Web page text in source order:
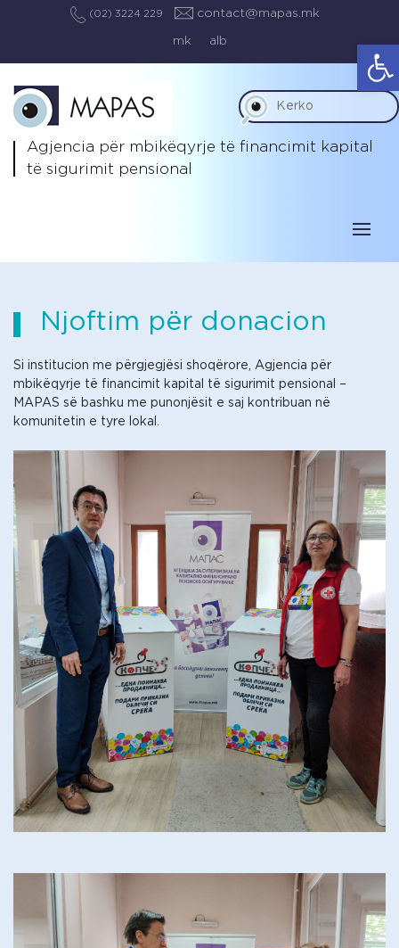
(02) 3224 229 contact@mapas.mk
mk alb
Agjencia për mbikëqyrje të financimit kapital
të sigurimit pensional
Njoftim për donacion
Si institucion me përgjegjësi shoqërore, Agjencia për
mbikëqyrje të financimit kapital të sigurimit pensional –
MAPAS së bashku me punonjësit e saj kontribuan në
komunitetin e tyre lokal.